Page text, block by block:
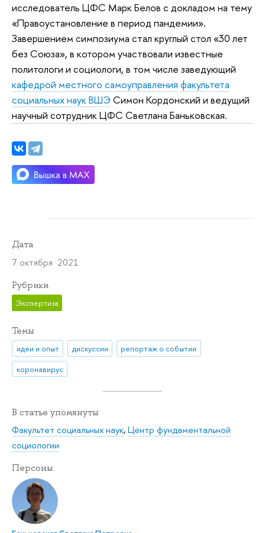
исследователь ЦФС Марк Белов с докладом на тему
«Правоустановление в период пандемии».
Завершением симпозиума стал круглый стол «30 лет
без Союза», в котором участвовали известные
политологи и социологи, в том числе заведующий
кафедрой местного самоуправления факультета
социальных наук ВШЭ Симон Кордонский и ведущий
научный сотрудник ЦФС Светлана Баньковская.
Дата
7 октября 2021
Рубрики
Экспертиза
Темы
идеи и опыт дискуссии
репортаж о событии
коронавирус
В статье упомянуты
Факультет социальных наук,Центр фундаментальной
социологии
Персоны